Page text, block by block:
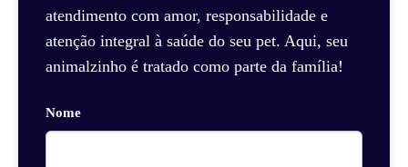
atendimento com amor, responsabilidade e
atenção integral à saúde do seu pet. Aqui, seu
animalzinho é tratado como parte da família!
Nome